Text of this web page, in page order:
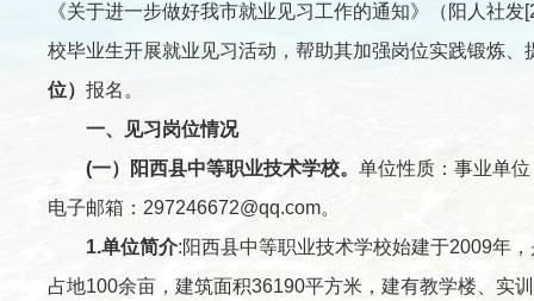
《关于进一步做好我市就业见习工作的通知》（阳人社
校毕业生开展就业见习活动，帮助其加强岗位实践锻炼
位） 报名。
一、见习岗位情况
(一）
阳西县中等职业技术学校。 单位性质：事业单
电子邮箱：297246672@qq.com。
1.单位简介:阳西县中等职业技术学校始建于2009年
占地100余亩，建筑面积36190平方米，建有教学楼、实